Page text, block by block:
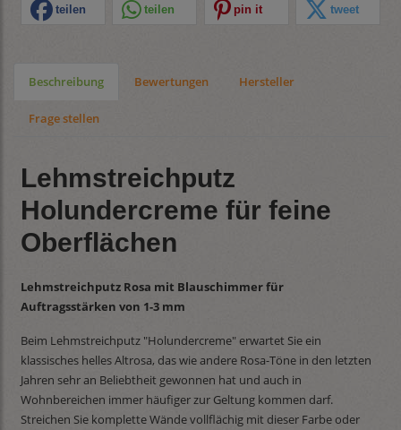
teilen teilen pin it tweet
Beschreibung Bewertungen Hersteller
Frage stellen
Lehmstreichputz
Holundercreme für feine
Oberflächen
Lehmstreichputz Rosa mit Blauschimmer für
Auftragsstärken von 1-3 mm
Beim Lehmstreichputz "Holundercreme" erwartet Sie ein
klassisches helles Altrosa, das wie andere Rosa-Töne in den letzten
Jahren sehr an Beliebtheit gewonnen hat und auch in
Wohnbereichen immer häufiger zur Geltung kommen darf.
Streichen Sie komplette Wände vollflächig mit dieser Farbe oder